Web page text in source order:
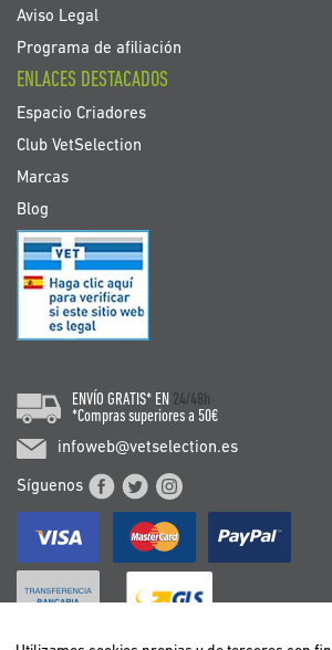
Aviso Legal
Programa de afiliación
ENLACES DESTACADOS
Espacio Criadores
Club VetSelection
Marcas
Blog
ENVÍO GRATIS* EN 24/48h
*Compras superiores a 50€
infoweb@vetselection.es
Síguenos